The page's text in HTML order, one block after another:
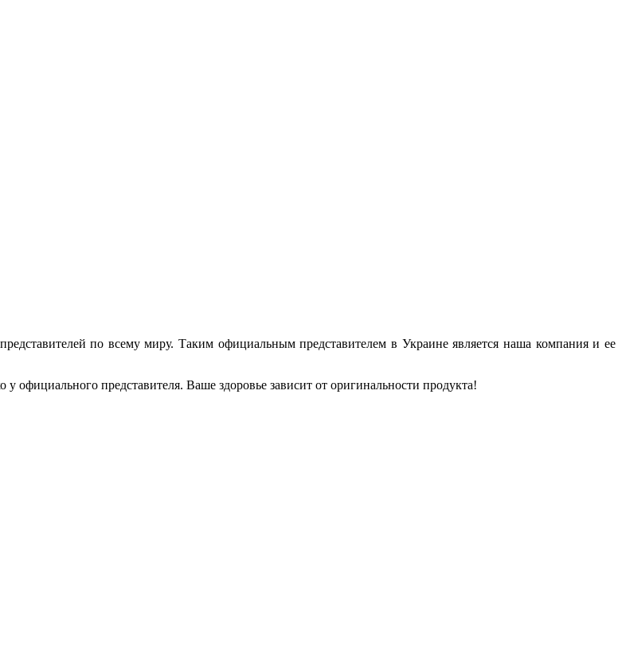
по всему миру. Таким официальным представителем в Украине является наша компания и ее
у официального представителя. Ваше здоровье зависит от оригинальности продукта!